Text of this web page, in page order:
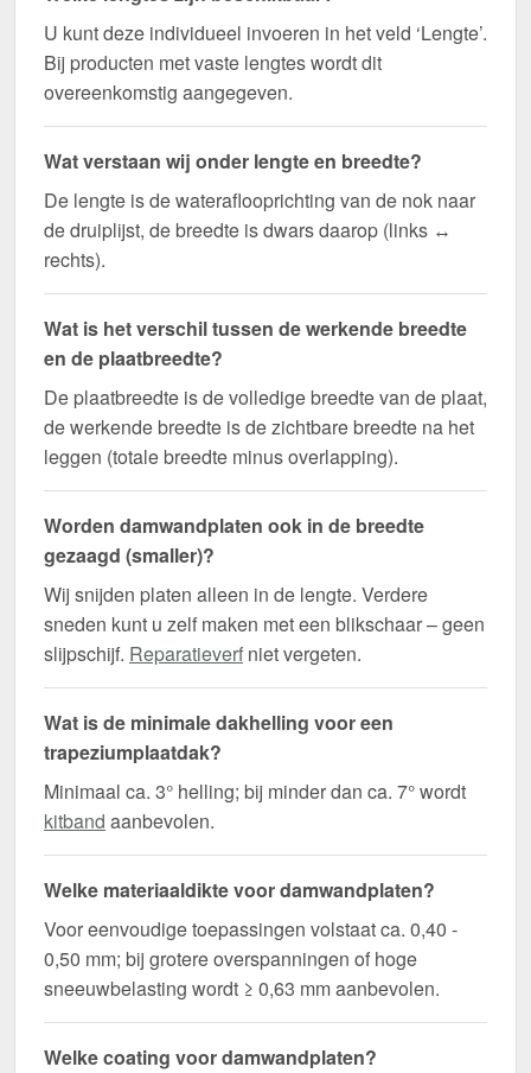
U kunt deze individueel invoeren in het veld ‘Lengte’.
Bij producten met vaste lengtes wordt dit
overeenkomstig aangegeven.
Wat verstaan wij onder lengte en breedte?
De lengte is de wateraflooprichting van de nok naar
de druiplijst, de breedte is dwars daarop (links ↔
rechts).
Wat is het verschil tussen de werkende breedte
en de plaatbreedte?
De plaatbreedte is de volledige breedte van de plaat,
de werkende breedte is de zichtbare breedte na het
leggen (totale breedte minus overlapping).
Worden damwandplaten ook in de breedte
gezaagd (smaller)?
Wij snijden platen alleen in de lengte. Verdere
sneden kunt u zelf maken met een blikschaar – geen
slijpschijf. Reparatieverf niet vergeten.
Wat is de minimale dakhelling voor een
trapeziumplaatdak?
Minimaal ca. 3° helling; bij minder dan ca. 7° wordt
kitband aanbevolen.
Welke materiaaldikte voor damwandplaten?
Voor eenvoudige toepassingen volstaat ca. 0,40 -
0,50 mm; bij grotere overspanningen of hoge
sneeuwbelasting wordt ≥ 0,63 mm aanbevolen.
Welke coating voor damwandplaten?